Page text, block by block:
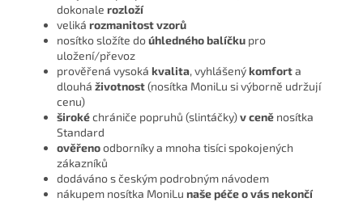
dokonale rozloží
veliká rozmanitost vzorů
nosítko složíte doúhledného balíčku pro
uložení/převoz
prověřená vysoká kvalita, vyhlášenýkomforta
dlouhá životnost(nosítka MoniLu si výborně udržují
cenu)
širokéchrániče popruhů (slintáčky)v ceně nosítka
Standard
ověřenoodborníky a mnoha tisíci spokojených
zákazníků
dodáváno s českým podrobným návodem
nákupem nosítka MoniLu naše péče o vás nekončí